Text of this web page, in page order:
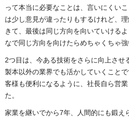
って本当に必要なことは、言いにくい
は少し意見が違ったりもするけれど、
きて、最後は同じ方向を向いていける
なで同じ方向を向けたらめちゃくちゃ強
2つ目は、今ある技術をさらに向上させ
製本以外の業界でも活かしていくこと
客様も便利になるように、社長自ら営
た。
家業を継いでから7年、人間的にも鍛え